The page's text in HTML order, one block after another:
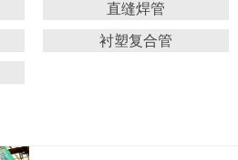
直缝焊管
衬塑复合管